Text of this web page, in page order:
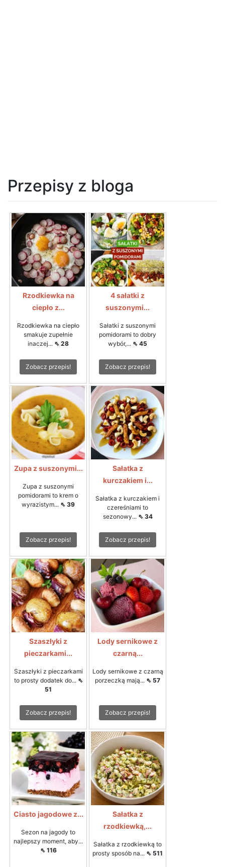
Przepisy z bloga
Rzodkiewka na
ciepło z...
Rzodkiewka na ciepło
smakuje zupełnie
inaczej... ⇖ 28
Zobacz przepis!
4 sałatki z
suszonymi...
Sałatki z suszonymi
pomidorami to dobry
wybór,... ⇖ 45
Zobacz przepis!
Zupa z suszonymi...
Zupa z suszonymi
pomidorami to krem o
wyrazistym... ⇖ 39
Zobacz przepis!
Sałatka z
kurczakiem i...
Sałatka z kurczakiem i
czereśniami to
sezonowy... ⇖ 34
Zobacz przepis!
Szaszłyki z
pieczarkami...
Szaszłyki z pieczarkami
to prosty dodatek do... ⇖
51
Zobacz przepis!
Lody sernikowe z
czarną...
Lody sernikowe z czarną
porzeczką mają... ⇖ 57
Zobacz przepis!
Ciasto jagodowe z...
Sezon na jagody to
najlepszy moment, aby...
⇖ 116
Sałatka z
rzodkiewką,...
Sałatka z rzodkiewką to
prosty sposób na... ⇖ 511